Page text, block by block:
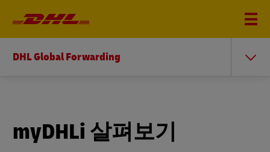
DHL Global Forwarding
myDHLi 살펴보기